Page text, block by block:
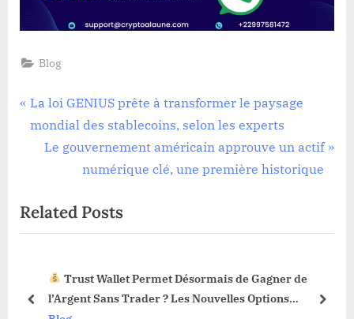
Blog
Navigation
l’article
P
r
o
u
o
La loi GENIUS prête à transformer le paysage
mondial des stablecoins, selon les experts
N
t
P
s
t
Le gouvernement américain approuve un actif
numérique clé, une première historique
Related Posts
Trust Wallet Permet Désormais de Gagner de
l’Argent Sans Trader ? Les Nouvelles Options
prev next